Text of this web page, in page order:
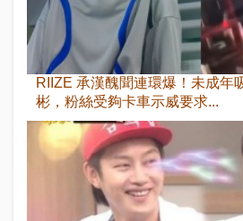
RIIZE 承漢醜聞連環爆！未成年
彬，粉絲受夠卡車示威要求...